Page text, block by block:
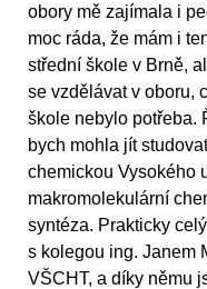
obory mě zajímala i
moc ráda, že mám i
střední škole v Brně,
se vzdělávat v oboru,
škole nebylo potřeba.
bych mohla jít
chemickou Vysokého
makromolekulární
syntéza. Prakticky
s kolegou ing. Janem
VŠCHT, a díky němu